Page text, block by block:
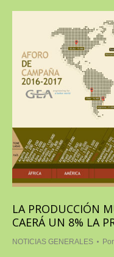
LA PRODUCCIÓN
CAERÁ UN 8% LA
NOTICIAS GENERALES Por